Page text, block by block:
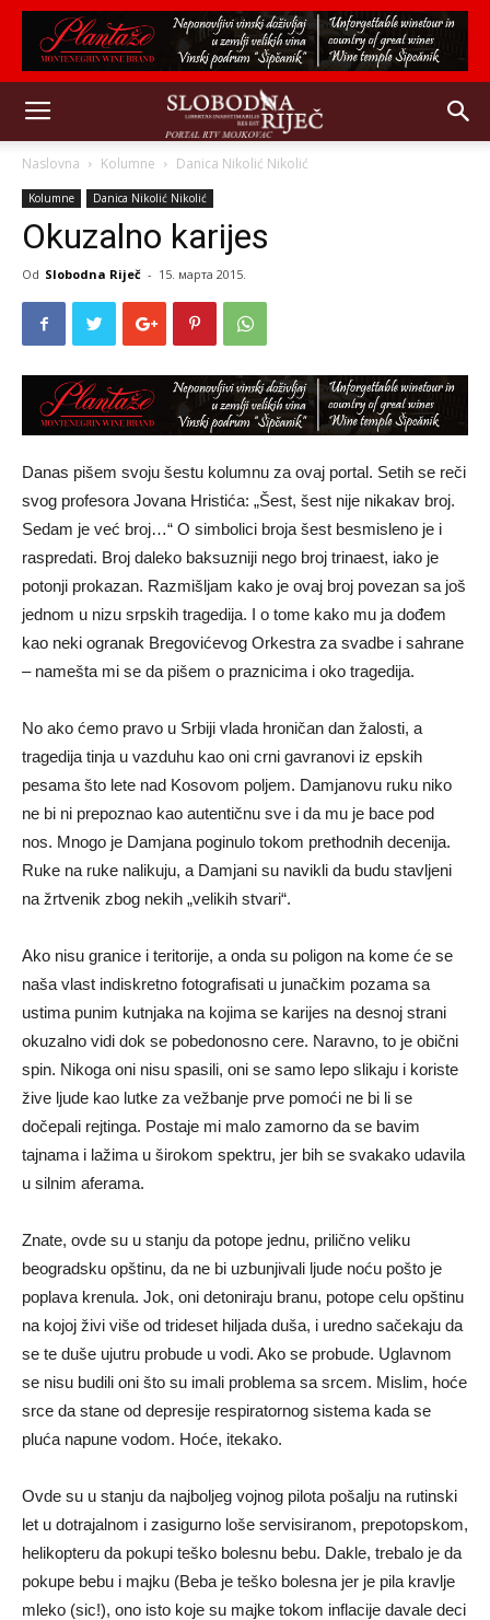
Naslovna Kolumne Danica Nikolić Nikolić
Kolumne Danica Nikolić Nikolić
Okuzalno karijes
Od Slobodna Riječ - 15. марта 2015.
Danas pišem svoju šestu kolumnu za ovaj portal. Setih se reči
svog profesora Jovana Hristića: „Šest, šest nije nikakav broj.
Sedam je već broj…“ O simbolici broja šest besmisleno je i
raspredati. Broj daleko baksuzniji nego broj trinaest, iako je
potonji prokazan. Razmišljam kako je ovaj broj povezan sa još
jednom u nizu srpskih tragedija. I o tome kako mu ja dođem
kao neki ogranak Bregovićevog Orkestra za svadbe i sahrane
– namešta mi se da pišem o praznicima i oko tragedija.
No ako ćemo pravo u Srbiji vlada hroničan dan žalosti, a
tragedija tinja u vazduhu kao oni crni gavranovi iz epskih
pesama što lete nad Kosovom poljem. Damjanovu ruku niko
ne bi ni prepoznao kao autentičnu sve i da mu je bace pod
nos. Mnogo je Damjana poginulo tokom prethodnih decenija.
Ruke na ruke nalikuju, a Damjani su navikli da budu stavljeni
na žrtvenik zbog nekih „velikih stvari“.
Ako nisu granice i teritorije, a onda su poligon na kome će se
naša vlast indiskretno fotografisati u junačkim pozama sa
ustima punim kutnjaka na kojima se karijes na desnoj strani
okuzalno vidi dok se pobedonosno cere. Naravno, to je obični
spin. Nikoga oni nisu spasili, oni se samo lepo slikaju i koriste
žive ljude kao lutke za vežbanje prve pomoći ne bi li se
dočepali rejtinga. Postaje mi malo zamorno da se bavim
tajnama i lažima u širokom spektru, jer bih se svakako udavila
u silnim aferama.
Znate, ovde su u stanju da potope jednu, prilično veliku
beogradsku opštinu, da ne bi uzbunjivali ljude noću pošto je
poplava krenula. Jok, oni detoniraju branu, potope celu opštinu
na kojoj živi više od trideset hiljada duša, i uredno sačekaju da
se te duše ujutru probude u vodi. Ako se probude. Uglavnom
se nisu budili oni što su imali problema sa srcem. Mislim, hoće
srce da stane od depresije respiratornog sistema kada se
pluća napune vodom. Hoće, itekako.
Ovde su u stanju da najboljeg vojnog pilota pošalju na rutinski
let u dotrajalnom i zasigurno loše servisiranom, prepotopskom,
helikopteru da pokupi teško bolesnu bebu. Dakle, trebalo je da
pokupe bebu i majku (Beba je teško bolesna jer je pila kravlje
mleko (sic!), ono isto koje su majke tokom inflacije davale deci